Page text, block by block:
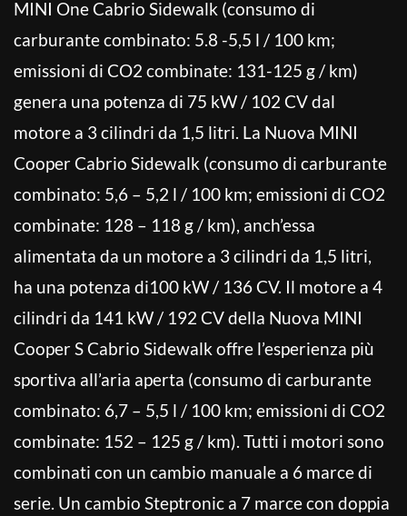
MINI One Cabrio Sidewalk (consumo di
carburante combinato: 5.8 -5,5 l / 100 km;
emissioni di CO2 combinate: 131-125 g / km)
genera una potenza di 75 kW / 102 CV dal
motore a 3 cilindri da 1,5 litri. La Nuova MINI
Cooper Cabrio Sidewalk (consumo di carburante
combinato: 5,6 – 5,2 l / 100 km; emissioni di CO2
combinate: 128 – 118 g / km), anch’essa
alimentata da un motore a 3 cilindri da 1,5 litri,
ha una potenza di100 kW / 136 CV. Il motore a 4
cilindri da 141 kW / 192 CV della Nuova MINI
Cooper S Cabrio Sidewalk offre l’esperienza più
sportiva all’aria aperta (consumo di carburante
combinato: 6,7 – 5,5 l / 100 km; emissioni di CO2
combinate: 152 – 125 g / km). Tutti i motori sono
combinati con un cambio manuale a 6 marce di
serie. Un cambio Steptronic a 7 marce con doppia